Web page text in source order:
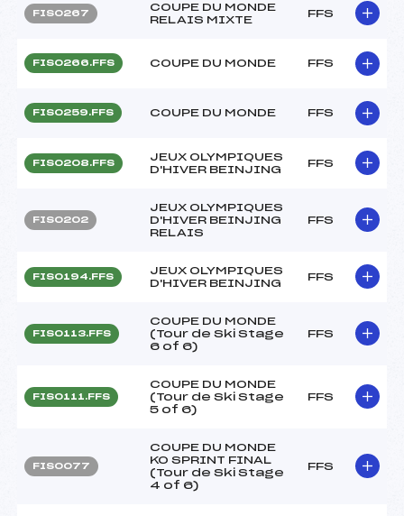
FIS0267
COUPE DU MONDE
RELAIS MIXTE
FFS
FIS0266.FFS COUPE DU MONDE FFS
FIS0259.FFS COUPE DU MONDE FFS
FIS0208.FFS
JEUX OLYMPIQUES
D'HIVER BEINJING
FFS
FIS0202
JEUX OLYMPIQUES
D'HIVER BEINJING
RELAIS
FFS
FIS0194.FFS
JEUX OLYMPIQUES
D'HIVER BEINJING
FFS
FIS0113.FFS
COUPE DU MONDE
(Tour de Ski Stage
6 of 6)
FFS
FIS0111.FFS
COUPE DU MONDE
(Tour de Ski Stage
5 of 6)
FFS
FIS0077
COUPE DU MONDE
KO SPRINT FINAL
(Tour de Ski Stage
4 of 6)
FFS